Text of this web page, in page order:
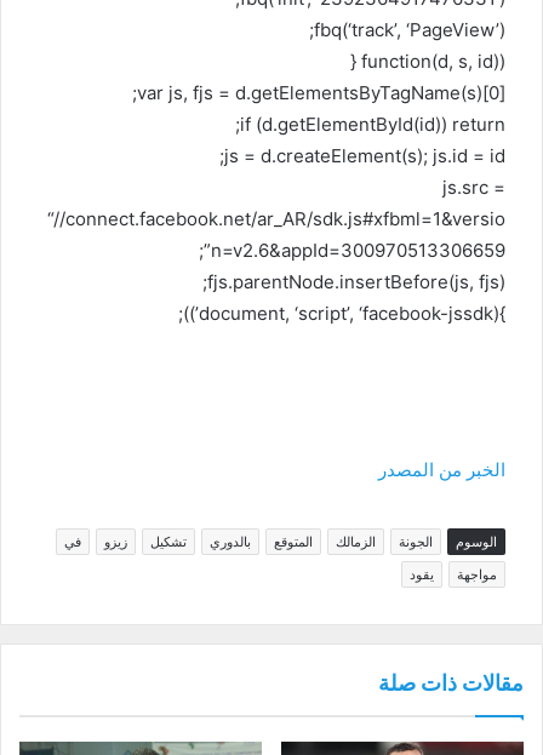
fbq(‘track’, ‘PageView’);
(function(d, s, id) {
var js, fjs = d.getElementsByTagName(s)[0];
if (d.getElementById(id)) return;
js = d.createElement(s); js.id = id;
js.src =
“//connect.facebook.net/ar_AR/sdk.js#xfbml=1&versio
n=v2.6&appId=300970513306659”;
fjs.parentNode.insertBefore(js, fjs);
}(document, ‘script’, ‘facebook-jssdk’));
الخبر من المصدر
الوسوم الجونة الزمالك المتوقع بالدوري تشكيل زيزو
في
مواجهة
يقود
مقالات ذات صلة